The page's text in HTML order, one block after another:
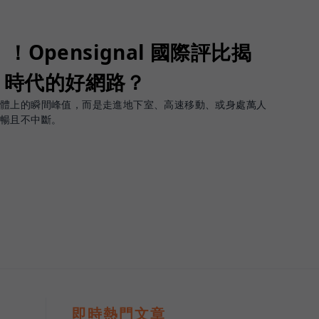
！Opensignal 國際評比揭
代的好網路？
上的瞬間峰值，而是走進地下室、高速移動、或身處萬人
且不中斷。
即時熱門文章